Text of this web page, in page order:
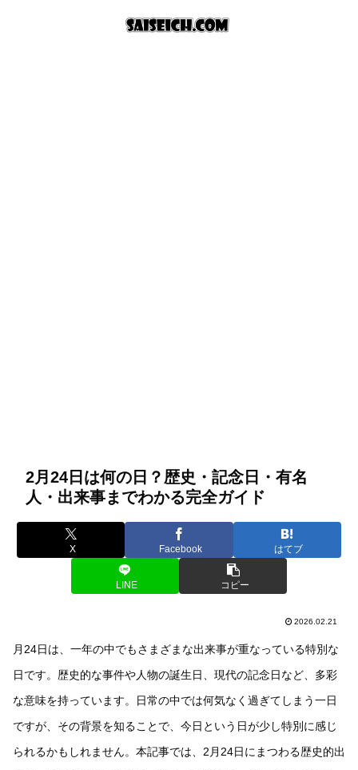
2月24日は何の日？歴史・記念日・有名
人・出来事までわかる完全ガイド
X Facebook はてブ
LINE コピー
2026.02.21
月24日は、一年の中でもさまざまな出来事が重なっている特別な
日です。歴史的な事件や人物の誕生日、現代の記念日など、多彩
な意味を持っています。日常の中では何気なく過ぎてしまう一日
ですが、その背景を知ることで、今日という日が少し特別に感じ
られるかもしれません。本記事では、2月24日にまつわる歴史的出